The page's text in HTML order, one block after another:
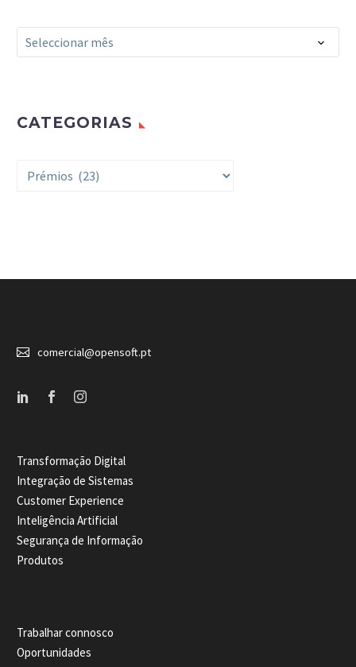
Arquivo
Seleccionar mês
CATEGORIAS
Categorias

 comercial@opensoft.pt
Transformação Digital
Integração de Sistemas
Customer Experience
Inteligência Artificial
Segurança de Informação
Produtos
Trabalhar connosco
Oportunidades